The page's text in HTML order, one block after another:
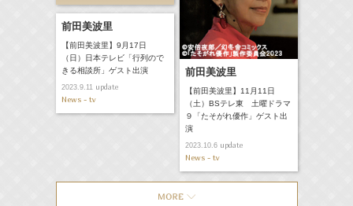
前田美波里
【前田美波里】11月11日
（土）BSテレ東 土曜ドラマ
９「たそがれ優作」ゲスト出
演
2023.10.6update
News - tv
前田美波里
【前田美波里】9月17日
（日）日本テレビ「行列ので
きる相談所」ゲスト出演
2023.9.11update
News - tv